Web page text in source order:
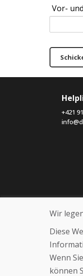
Vor-
+421
Wir
Diese
Wenn
können